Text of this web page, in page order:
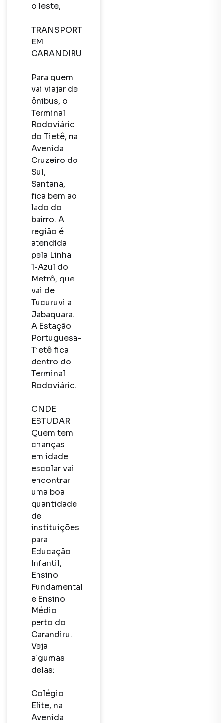
o leste,
TRANSPORTE
EM
CARANDIRU
Para quem
vai viajar de
ônibus, o
Terminal
Rodoviário
do Tietê, na
Avenida
Cruzeiro do
Sul,
Santana,
fica bem ao
lado do
bairro. A
região é
atendida
pela Linha
1-Azul do
Metrô, que
vai de
Tucuruvi a
Jabaquara.
A Estação
Portuguesa-
Tietê fica
dentro do
Terminal
Rodoviário.
ONDE
ESTUDAR
Quem tem
crianças
em idade
escolar vai
encontrar
uma boa
quantidade
de
instituições
para
Educação
Infantil,
Ensino
Fundamental
e Ensino
Médio
perto do
Carandiru.
Veja
algumas
delas:
Colégio
Elite, na
Avenida